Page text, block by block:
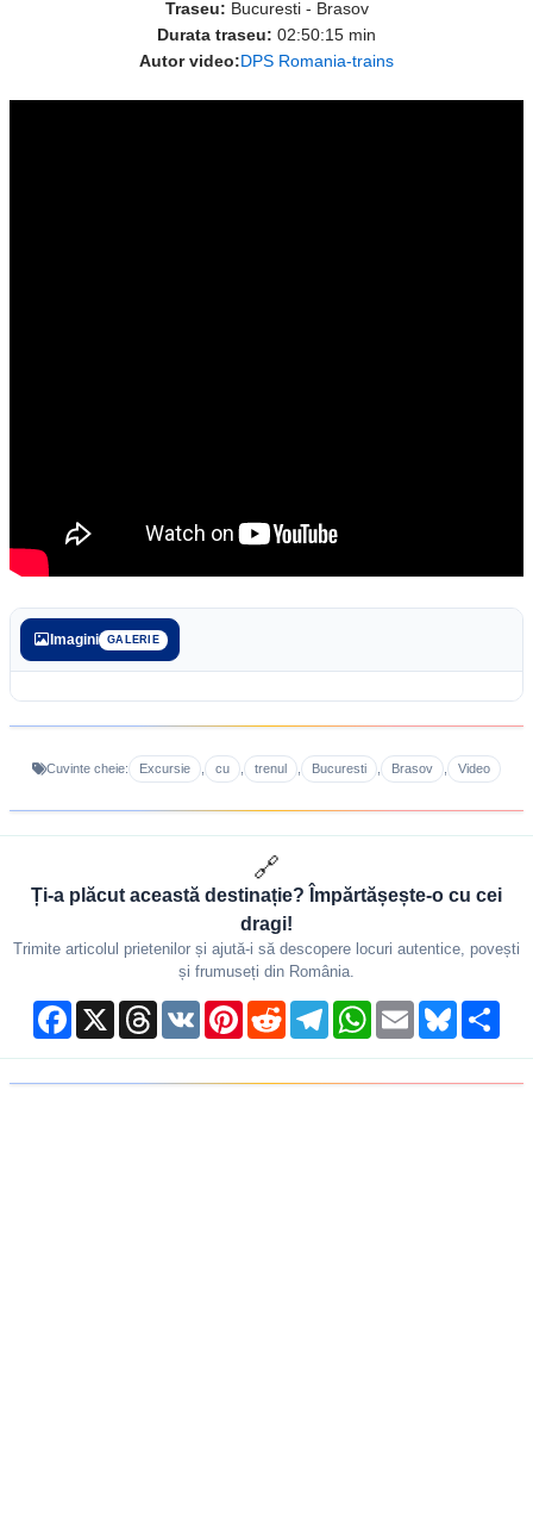
Traseu: Bucuresti - Brasov
Durata traseu: 02:50:15 min
Autor video:DPS Romania-trains
Imagini GALERIE
Cuvinte cheie: Excursie cu trenul Bucuresti Brasov Video
🔗
Ți-a plăcut această destinație? Împărtășește-o cu cei
dragi!
Trimite articolul prietenilor și ajută-i să descopere locuri autentice, povești
și frumuseți din România.
Facebook
X ThreadsVK PinterestReddit TelegramWhatsApp
Email Bluesky